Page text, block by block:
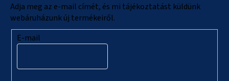
Adja meg az e-mail címét, és mi tájékoztatást küldünk
webáruházunk új termékeiről.
E-mail